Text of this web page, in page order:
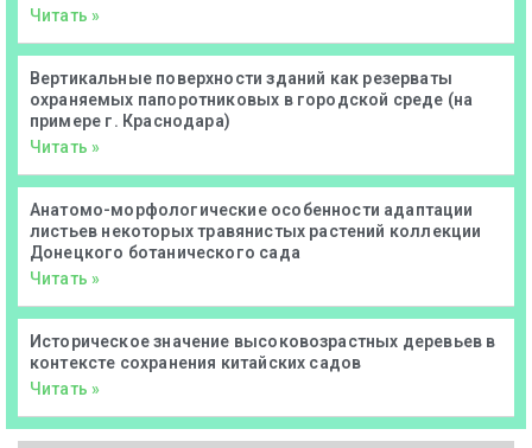
Читать »
Вертикальные поверхности зданий как резерваты
охраняемых папоротниковых в городской среде (на
примере г. Краснодара)
Читать »
Анатомо-морфологические особенности адаптации
листьев некоторых травянистых растений коллекции
Донецкого ботанического сада
Читать »
Историческое значение высоковозрастных деревьев в
контексте сохранения китайских садов
Читать »